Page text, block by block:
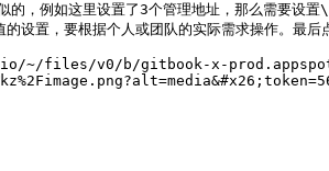
，例如这里设置了3个管理地址，那么需要
设置，要根据个人或团队的实际需求操作。最
files/v0/b/gitbook-x-